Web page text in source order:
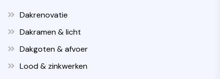
Dakrenovatie
Dakramen & licht
Dakgoten & afvoer
Lood & zinkwerken